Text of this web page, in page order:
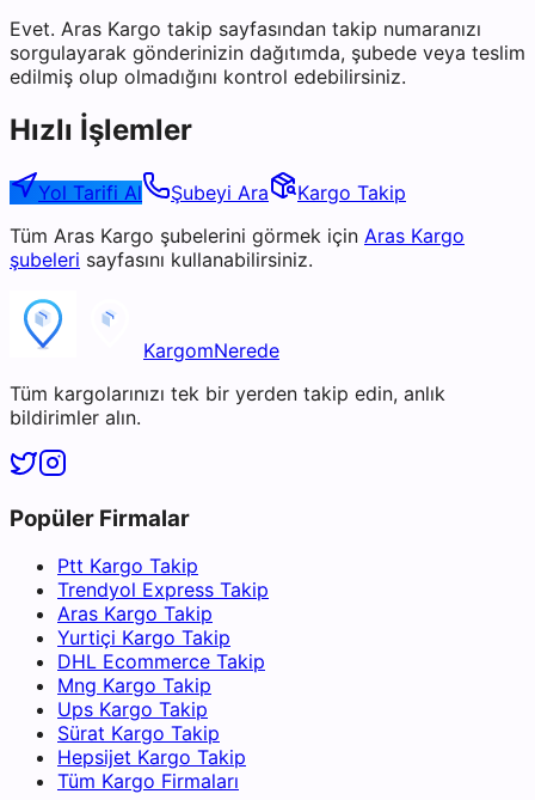
Evet. Aras Kargo takip sayfasından takip numaranızı
sorgulayarak gönderinizin dağıtımda, şubede veya teslim
edilmiş olup olmadığını kontrol edebilirsiniz.
Hızlı İşlemler
Yol Tarifi Al Şubeyi Ara
Kargo Takip
Tüm Aras Kargo şubelerini görmek için Aras Kargo
şubeleri sayfasını kullanabilirsiniz.
KargomNerede
Tüm kargolarınızı tek bir yerden takip edin, anlık
bildirimler alın.
Popüler Firmalar
Ptt Kargo Takip
Trendyol Express Takip
Aras Kargo Takip
Yurtiçi Kargo Takip
DHL Ecommerce Takip
Mng Kargo Takip
Ups Kargo Takip
Sürat Kargo Takip
Hepsijet Kargo Takip
Tüm Kargo Firmaları